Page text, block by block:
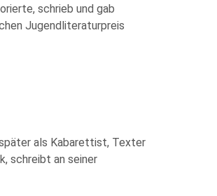
schrieb und gab
Jugendliteraturpreis
als Kabarettist, Texter
schreibt an seiner